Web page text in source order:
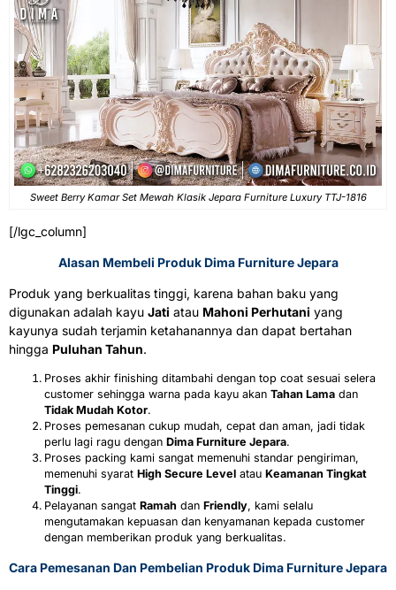
Sweet Berry Kamar Set Mewah Klasik Jepara Furniture Luxury TTJ-1816
[/lgc_column]
Alasan Membeli Produk Dima Furniture Jepara
Produk yang berkualitas tinggi, karena bahan baku yang
digunakan adalah kayu Jati atau Mahoni Perhutani yang
kayunya sudah terjamin ketahanannya dan dapat bertahan
hingga Puluhan Tahun.
Proses akhir finishing ditambahi dengan top coat sesuai selera
customer sehingga warna pada kayu akan Tahan Lama dan
Tidak Mudah Kotor.
Proses pemesanan cukup mudah, cepat dan aman, jadi tidak
perlu lagi ragu dengan Dima Furniture Jepara.
Proses packing kami sangat memenuhi standar pengiriman,
memenuhi syarat High Secure Level atau Keamanan Tingkat
Tinggi.
Pelayanan sangat Ramah dan Friendly, kami selalu
mengutamakan kepuasan dan kenyamanan kepada customer
dengan memberikan produk yang berkualitas.
Cara Pemesanan Dan Pembelian Produk Dima Furniture Jepara